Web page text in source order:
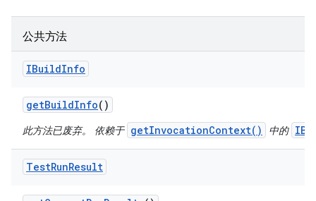
公共方法
IBuildInfo
getBuildInfo()
此方法已废弃。 依赖于 getInvocationContext() 中的
TestRunResult